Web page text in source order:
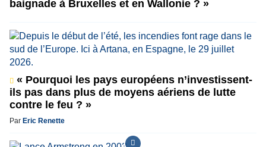
baignade à Bruxelles et en Wallonie ? »
« Pourquoi les pays européens n’investissent-
ils pas dans plus de moyens aériens de lutte
contre le feu ? »
Par Eric Renette